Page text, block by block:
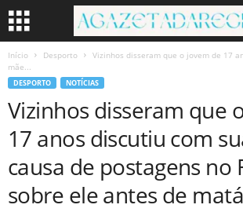
Início Desporto
Vizinhos disseram que o jovem de 17
mãe...
DESPORTO NOTÍCIAS
Vizinhos disseram que
17 anos discutiu com
causa de postagens no
sobre ele antes de